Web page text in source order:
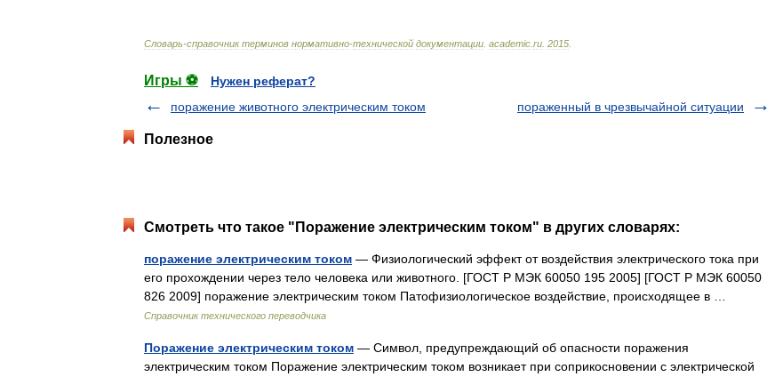
Словарь-справочник терминов нормативно-технической документации academic ru 2015
Игры ⚽
Нужен реферат?
поражение животного электрическим током
пораженный в чрезвычайной ситуации
Полезное
Смотреть что такое "Поражение электрическим током" в других словарях:
поражение электрическим током — Физиологический эффект от воздействия электрического тока при
его прохождении через тело человека или животного. [ГОСТ Р МЭК 60050 195 2005] [ГОСТ Р МЭК 60050
826 2009] поражение электрическим током Патофизиологическое воздействие, происходящее в …
Справочник технического переводчика
Поражение электрическим током — Символ, предупреждающий об опасности поражения
электрическим током Поражение электрическим током возникает при соприкосновении с электрической